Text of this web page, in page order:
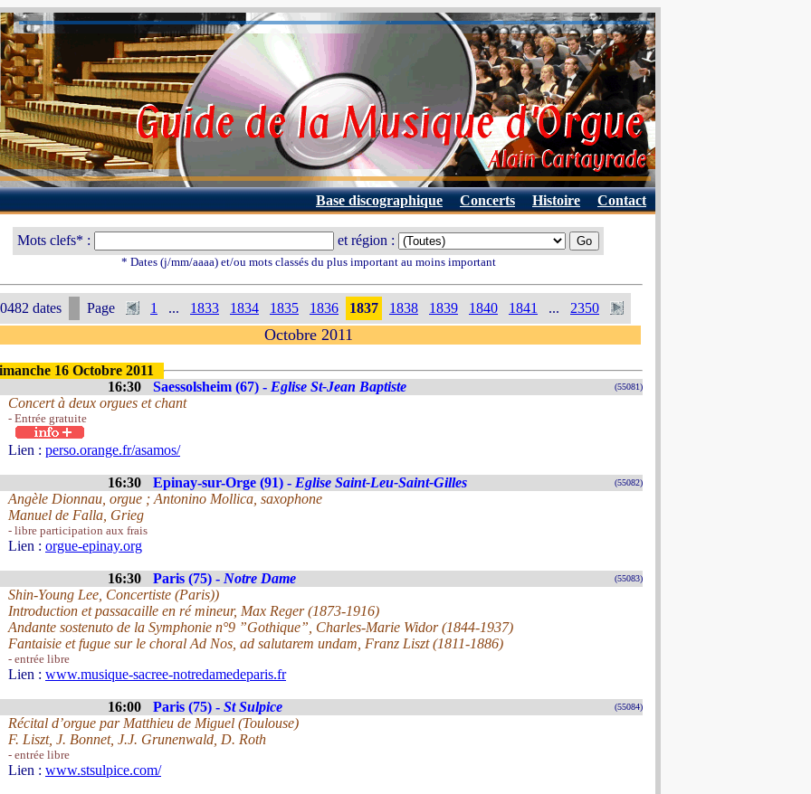
Base discographique Concerts Histoire Contact
Mots clefs* : et région :
* Dates (j/mm/aaaa) et/ou mots classés du plus important au moins important
dates Page 1 ... 1833 1834 1835 1836 1837 1838 1839 1840 1841 ... 2350
Octobre 2011
16 Octobre 2011
16:30
Saessolsheim (67) - Eglise St-Jean Baptiste (55081)
Concert à deux orgues et chant
- Entrée gratuite
Lien : perso.orange.fr/asamos/
16:30 Epinay-sur-Orge (91) - Eglise Saint-Leu-Saint-Gilles (55082)
Angèle Dionnau, orgue ; Antonino Mollica, saxophone
Manuel de Falla, Grieg
- libre participation aux frais
Lien : orgue-epinay.org
16:30 Paris (75) - Notre Dame (55083)
Shin-Young Lee, Concertiste (Paris))
Introduction et passacaille en ré mineur, Max Reger (1873-1916)
Andante sostenuto de la Symphonie n°9 ”Gothique”, Charles-Marie Widor (1844-1937)
Fantaisie et fugue sur le choral Ad Nos, ad salutarem undam, Franz Liszt (1811-1886)
- entrée libre
Lien : www.musique-sacree-notredamedeparis.fr
16:00 Paris (75) - St Sulpice (55084)
Récital d’orgue par Matthieu de Miguel (Toulouse)
F. Liszt, J. Bonnet, J.J. Grunenwald, D. Roth
- entrée libre
Lien : www.stsulpice.com/